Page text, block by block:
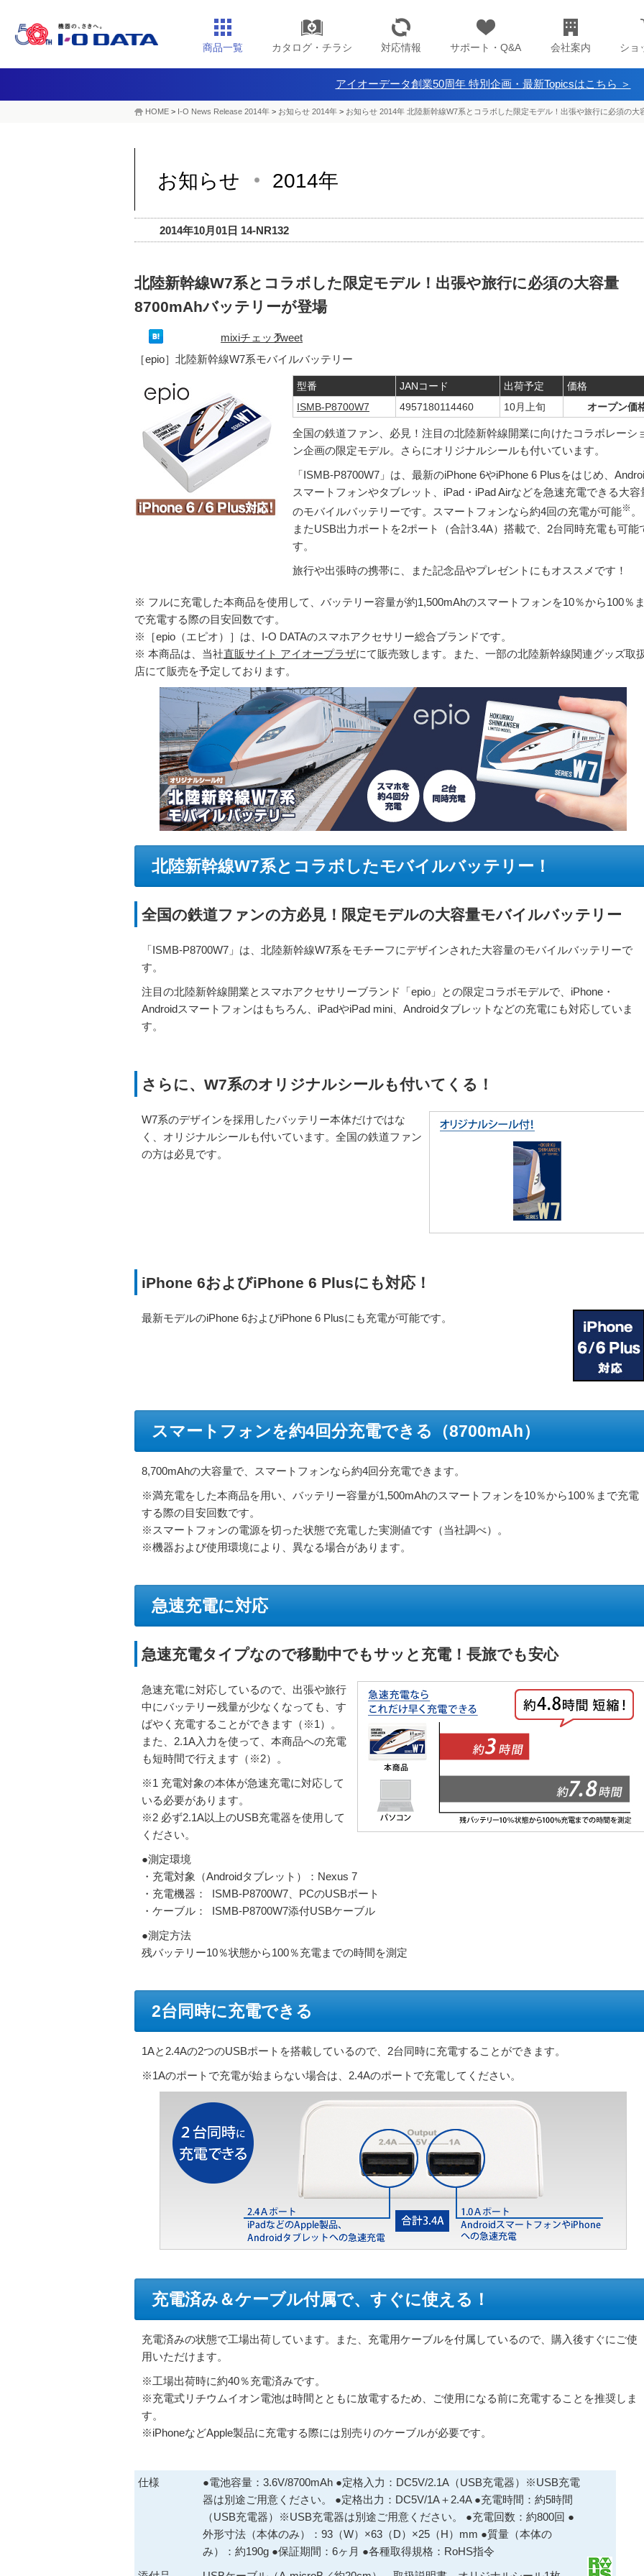
商品一覧 カタログ・チラシ 対応情報 サポート・Q&A 会社案内 ショ
アイオーデータ創業50周年 特別企画・最新Topicsはこちら ＞
HOME > I-O News Release 2014年 > お知らせ 2014年 > お知らせ 2014年 北陸新幹線W7系とコラボした限定モデル！出張や旅行に必須の大
お知らせ 2014年
2014年10月01日 14-NR132
北陸新幹線W7系とコラボした限定モデル！出張や旅行に必須の大容量
8700mAhバッテリーが登場
mixiチェックTweet
［epio］北陸新幹線W7系モバイルバッテリー
型番 JANコード 出荷予定
価格
ISMB-P8700W7
4957180114460 10月上旬 オープン価
全国の鉄道ファン、必見！注目の北陸新幹線開業に向けたコラボレーシ
ン企画の限定モデル。さらにオリジナルシールも付いています。
「ISMB-P8700W7」は、最新のiPhone 6やiPhone 6 Plusをはじめ、
スマートフォンやタブレット、iPad・iPad Airなどを急速充電できる大容
のモバイルバッテリーです。スマートフォンなら約4回の充電が可能※ 。
またUSB出力ポートを2ポート（合計3.4A）搭載で、2台同時充電も可能
す。
旅行や出張時の携帯に、また記念品やプレゼントにもオススメです！
※ フルに充電した本商品を使用して、バッテリー容量が約1,500mAhのスマートフォンを10％から100％
で充電する際の目安回数です。
※［epio（エピオ）］は、I-O DATAのスマホアクセサリー総合ブランドです。
※ 本商品は、当社直販サイト アイオープラザにて販売致します。また、一部の北陸新幹線関連グッズ取
店にて販売を予定しております。
北陸新幹線W7系とコラボしたモバイルバッテリー！
全国の鉄道ファンの方必見！限定モデルの大容量モバイルバッテリー
「ISMB-P8700W7」は、北陸新幹線W7系をモチーフにデザインされた大容量のモバイルバッテリーで
す。
注目の北陸新幹線開業とスマホアクセサリーブランド「epio」との限定コラボモデルで、iPhone・
Androidスマートフォンはもちろん、iPadやiPad mini、Androidタブレットなどの充電にも対応していま
す。
さらに、W7系のオリジナルシールも付いてくる！
W7系のデザインを採用したバッテリー本体だけではな
く、オリジナルシールも付いています。全国の鉄道ファン
の方は必見です。
iPhone 6およびiPhone 6 Plusにも対応！
最新モデルのiPhone 6およびiPhone 6 Plusにも充電が可能です。
スマートフォンを約4回分充電できる（8700mAh）
8,700mAhの大容量で、スマートフォンなら約4回分充電できます。
※満充電をした本商品を用い、バッテリー容量が1,500mAhのスマートフォンを10％から100％まで充電
する際の目安回数です。
※スマートフォンの電源を切った状態で充電した実測値です（当社調べ）。
※機器および使用環境により、異なる場合があります。
急速充電に対応
急速充電タイプなので移動中でもサッと充電！長旅でも安心
急速充電に対応しているので、出張や旅行
中にバッテリー残量が少なくなっても、す
ばやく充電することができます（※1）。
また、2.1A入力を使って、本商品への充電
も短時間で行えます（※2）。
※1 充電対象の本体が急速充電に対応して
いる必要があります。
※2 必ず2.1A以上のUSB充電器を使用して
ください。
●測定環境
・充電対象（Androidタブレット）：Nexus 7
・充電機器： ISMB-P8700W7、PCのUSBポート
・ケーブル： ISMB-P8700W7添付USBケーブル
●測定方法
残バッテリー10％状態から100％充電までの時間を測定
2台同時に充電できる
1Aと2.4Aの2つのUSBポートを搭載しているので、2台同時に充電することができます。
※1Aのポートで充電が始まらない場合は、2.4Aのポートで充電してください。
充電済み＆ケーブル付属で、すぐに使える！
充電済みの状態で工場出荷しています。また、充電用ケーブルを付属しているので、購入後すぐにご使
用いただけます。
※工場出荷時に約40％充電済みです。
※充電式リチウムイオン電池は時間とともに放電するため、ご使用になる前に充電することを推奨しま
す。
※iPhoneなどApple製品に充電する際には別売りのケーブルが必要です。
仕様
●電池容量：3.6V/8700mAh ●定格入力：DC5V/2.1A（USB充電器）※USB充電
器は別途ご用意ください。 ●定格出力：DC5V/1A＋2.4A ●充電時間：約5時間
（USB充電器）※USB充電器は別途ご用意ください。 ●充電回数：約800回 ●
外形寸法（本体のみ）：93（W）×63（D）×25（H）mm ●質量（本体の
み）：約190g ●保証期間：6ヶ月 ●各種取得規格：RoHS指令